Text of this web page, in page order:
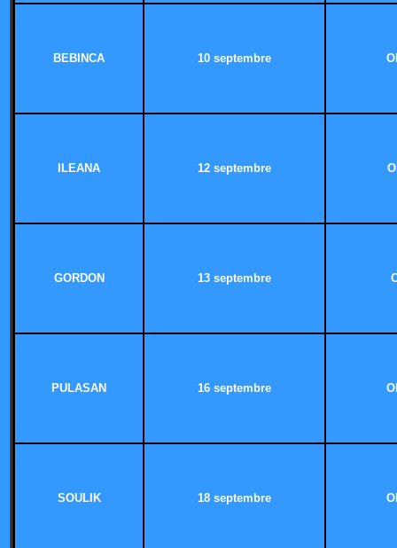
BEBINCA 10 septembre
ILEANA 12 septembre
GORDON 13 septembre
PULASAN 16 septembre
SOULIK 18 septembre